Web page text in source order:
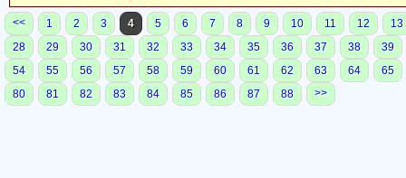
<< 1 2 3 4 5 6 7 8 9 10 11 12
13
28
29 30 31 32 33 34 35 36 37 38
39
54
55 56 57 58 59 60 61 62 63 64
65
80
81 82 83 84 85 86 87 88 >>